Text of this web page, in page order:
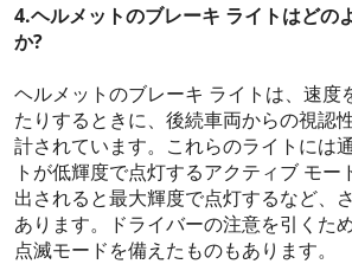
4.ヘルメットのブレーキ ライトはどの
か?
ヘルメットのブレーキ ライトは、速度
たりするときに、後続車両からの視認
計されています。これらのライトには
トが低輝度で点灯するアクティブ モー
出されると最大輝度で点灯するなど、
あります。ドライバーの注意を引くた
点滅モードを備えたものもあります。